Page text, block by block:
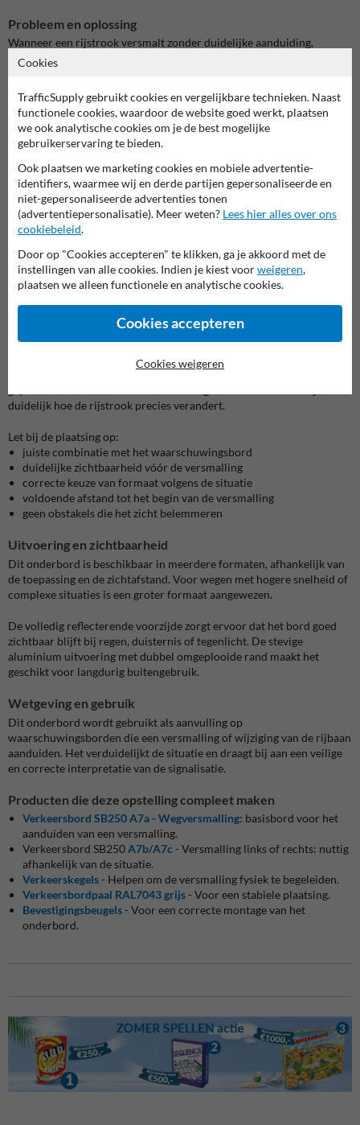
Probleem en oplossing
Wanneer een rijstrook versmalt zonder duidelijke aanduiding,
ontstaat er verwarring. Bestuurders weten niet altijd langs welke kant
Met dit onderbord maak je het verloop van de weg duidelijk
zichtbaar. In combinatie met een waarschuwingsbord geeft het
bestuurders een helder beeld van wat ze mogen verwachten.
Hoe de weggebruiker dit leest
De bestuurder ziet eerst het waarschuwingsbord en leest daaronder
hoe de rijstrook versmalt. Het onderbord geeft visueel aan of de
versmalling langs links of rechts gebeurt.
Dit helpt om:
sneller te anticiperen op de situatie
tijdig van rijstrook te veranderen
conflicten met andere weggebruikers te vermijden
de doorstroming vlot te houden
duidelijk hoe de rijstrook precies verandert.
Let bij de plaatsing op:
juiste combinatie met het waarschuwingsbord
duidelijke zichtbaarheid vóór de versmalling
correcte keuze van formaat volgens de situatie
voldoende afstand tot het begin van de versmalling
geen obstakels die het zicht belemmeren
Uitvoering en zichtbaarheid
Dit onderbord is beschikbaar in meerdere formaten, afhankelijk van
de toepassing en de zichtafstand. Voor wegen met hogere snelheid of
complexe situaties is een groter formaat aangewezen.
De volledig reflecterende voorzijde zorgt ervoor dat het bord goed
zichtbaar blijft bij regen, duisternis of tegenlicht. De stevige
aluminium uitvoering met dubbel omgeplooide rand maakt het
geschikt voor langdurig buitengebruik.
Wetgeving en gebruik
Dit onderbord wordt gebruikt als aanvulling op
waarschuwingsborden die een versmalling of wijziging van de rijbaan
aanduiden. Het verduidelijkt de situatie en draagt bij aan een veilige
en correcte interpretatie van de signalisatie.
Producten die deze opstelling compleet maken
Verkeersbord SB250 A7a - Wegversmalling: basisbord voor het
aanduiden van een versmalling.
Verkeersbord SB250A7b/A7c - Versmalling links of rechts: nuttig
afhankelijk van de situatie.
Verkeerskegels- Helpen om de versmalling fysiek te begeleiden.
Verkeersbordpaal RAL7043 grijs- Voor een stabiele plaatsing.
Bevestigingsbeugels- Voor een correcte montage van het
onderbord.
Cookies
TrafficSupply gebruikt cookies en vergelijkbare technieken. Naast
functionele cookies, waardoor de website goed werkt, plaatsen
we ook analytische cookies om je de best mogelijke
gebruikerservaring te bieden.
Ook plaatsen we marketing cookies en mobiele advertentie-
identifiers, waarmee wij en derde partijen gepersonaliseerde en
niet-gepersonaliseerde advertenties tonen
(advertentiepersonalisatie). Meer weten? Lees hier alles over ons
cookiebeleid.
Door op "Cookies accepteren" te klikken, ga je akkoord met de
instellingen van alle cookies. Indien je kiest voorweigeren,
plaatsen we alleen functionele en analytische cookies.
Cookies accepteren
Cookies weigeren